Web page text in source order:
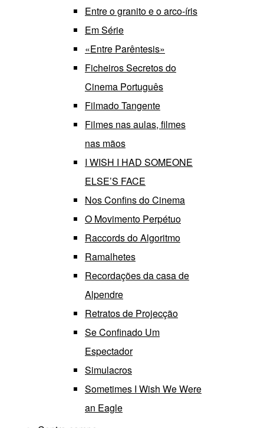
Entre o granito e o arco-íris
Em Série
«Entre Parêntesis»
Ficheiros Secretos do
Cinema Português
Filmado Tangente
Filmes nas aulas, filmes
nas mãos
I WISH I HAD SOMEONE
ELSE’S FACE
Nos Confins do Cinema
O Movimento Perpétuo
Raccords do Algoritmo
Ramalhetes
Recordações da casa de
Alpendre
Retratos de Projecção
Se Confinado Um
Espectador
Simulacros
Sometimes I Wish We Were
an Eagle